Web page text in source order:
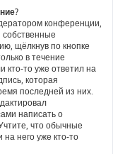
конференции,
собственные
щёлкнув по кнопке
в течение
кто-то уже ответил на
которая
последней из них.
написать о
что обычные
него уже кто-то